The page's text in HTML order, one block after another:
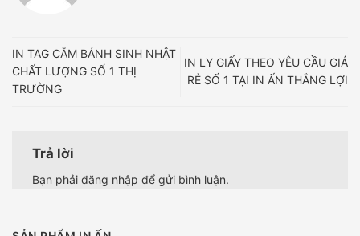
IN TAG CẮM BÁNH SINH NHẬT
CHẤT LƯỢNG SỐ 1 THỊ
TRƯỜNG
IN LY GIẤY THEO YÊU CẦU GIÁ
RẺ SỐ 1 TẠI IN ẤN THẮNG LỢI
Trả lời
Bạn phải đăng nhập để gửi bình luận.